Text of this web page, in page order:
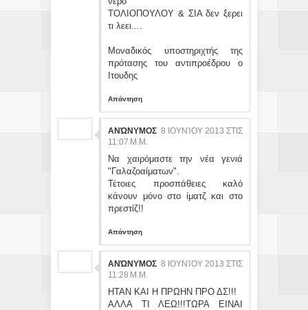
ΤΟΛΙΟΠΟΥΛΟΥ & ΣΙΑ δεν ξερει
τι λεει....
Μοναδικός υποστηριχτής της
πρότασης του αντιπροέδρου ο
Ιτουδης
Απάντηση
ΑΝΏΝΥΜΟΣ 8 ΙΟΥΝΊΟΥ 2013 ΣΤΙΣ
11:07 Μ.Μ.
Να χαιρόμαστε την νέα γενιά
"Γαλαζοαίματων".
Τέτοιες προσπάθειες καλό
κάνουν μόνο στο ίματζ και στο
πρεστίζ!!
Απάντηση
ΑΝΏΝΥΜΟΣ 8 ΙΟΥΝΊΟΥ 2013 ΣΤΙΣ
11:28 Μ.Μ.
ΗΤΑΝ ΚΑΙ Η ΠΡΩΗΝ ΠΡΟ ΔΣ!!!
ΑΛΛΑ ΤΙ ΛΕΩ!!!ΤΩΡΑ ΕΙΝΑΙ